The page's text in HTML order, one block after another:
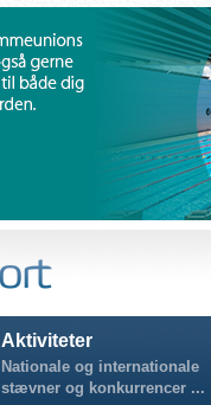
Aktiviteter
Nationale og internationale
stævner og konkurrencer ...